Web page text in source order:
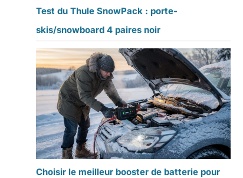
Test du Thule SnowPack : porte-
skis/snowboard 4 paires noir
Choisir le meilleur booster de batterie pour